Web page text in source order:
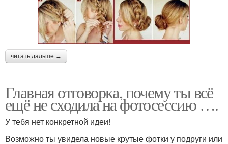
читать дальше →
Главная отговорка, почему ты всё
ещё не сходила на фотосессию ….
У тебя нет конкретной идеи!
Возможно ты увидела новые крутые фотки у подруги или